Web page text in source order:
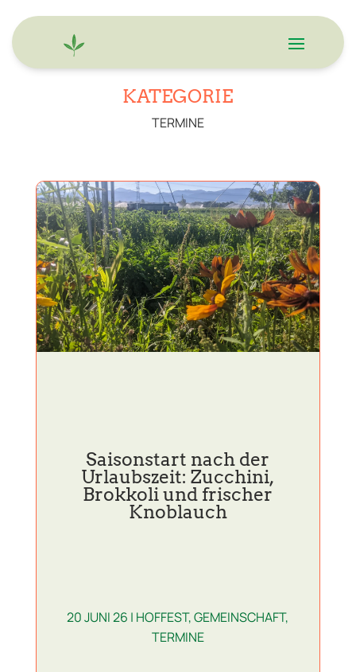
KATEGORIE
TERMINE
Saisonstart nach der
Urlaubszeit: Zucchini,
Brokkoli und frischer
Knoblauch
20 JUNI 26 | HOFFEST,GEMEINSCHAFT,
TERMINE